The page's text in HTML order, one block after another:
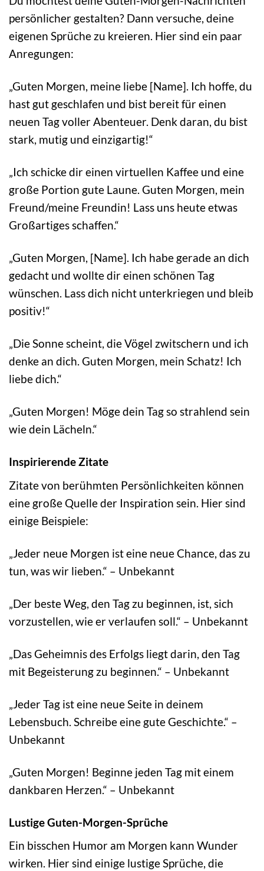
persönlicher gestalten? Dann versuche, deine
eigenen Sprüche zu kreieren. Hier sind ein paar
Anregungen:
„Guten Morgen, meine liebe [Name]. Ich hoffe, du
hast gut geschlafen und bist bereit für einen
neuen Tag voller Abenteuer. Denk daran, du bist
stark, mutig und einzigartig!“
„Ich schicke dir einen virtuellen Kaffee und eine
große Portion gute Laune. Guten Morgen, mein
Freund/meine Freundin! Lass uns heute etwas
Großartiges schaffen.“
„Guten Morgen, [Name]. Ich habe gerade an dich
gedacht und wollte dir einen schönen Tag
wünschen. Lass dich nicht unterkriegen und bleib
positiv!“
„Die Sonne scheint, die Vögel zwitschern und ich
denke an dich. Guten Morgen, mein Schatz! Ich
liebe dich.“
„Guten Morgen! Möge dein Tag so strahlend sein
wie dein Lächeln.“
Inspirierende Zitate
Zitate von berühmten Persönlichkeiten können
eine große Quelle der Inspiration sein. Hier sind
einige Beispiele:
„Jeder neue Morgen ist eine neue Chance, das zu
tun, was wir lieben.“ – Unbekannt
„Der beste Weg, den Tag zu beginnen, ist, sich
vorzustellen, wie er verlaufen soll.“ – Unbekannt
„Das Geheimnis des Erfolgs liegt darin, den Tag
mit Begeisterung zu beginnen.“ – Unbekannt
„Jeder Tag ist eine neue Seite in deinem
Lebensbuch. Schreibe eine gute Geschichte.“ –
Unbekannt
„Guten Morgen! Beginne jeden Tag mit einem
dankbaren Herzen.“ – Unbekannt
Lustige Guten-Morgen-Sprüche
Ein bisschen Humor am Morgen kann Wunder
wirken. Hier sind einige lustige Sprüche, die